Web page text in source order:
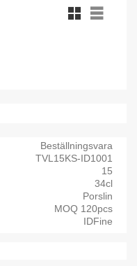
Rutnätsvy
Listvy
Beställningsvara
TVL15KS-ID1001
15
34cl
Porslin
MOQ 120pcs
IDFine